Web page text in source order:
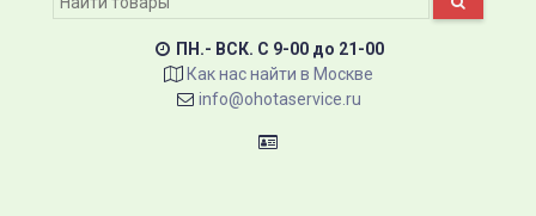
ПН.- ВСК. C 9-00 до 21-00
Как нас найти в Москве
info@ohotaservice.ru